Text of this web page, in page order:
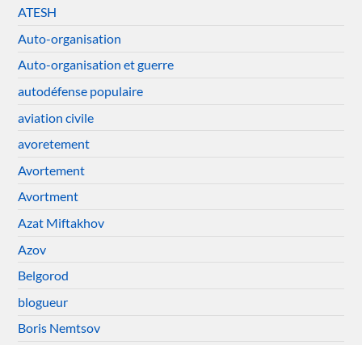
ATESH
Auto-organisation
Auto-organisation et guerre
autodéfense populaire
aviation civile
avoretement
Avortement
Avortment
Azat Miftakhov
Azov
Belgorod
blogueur
Boris Nemtsov